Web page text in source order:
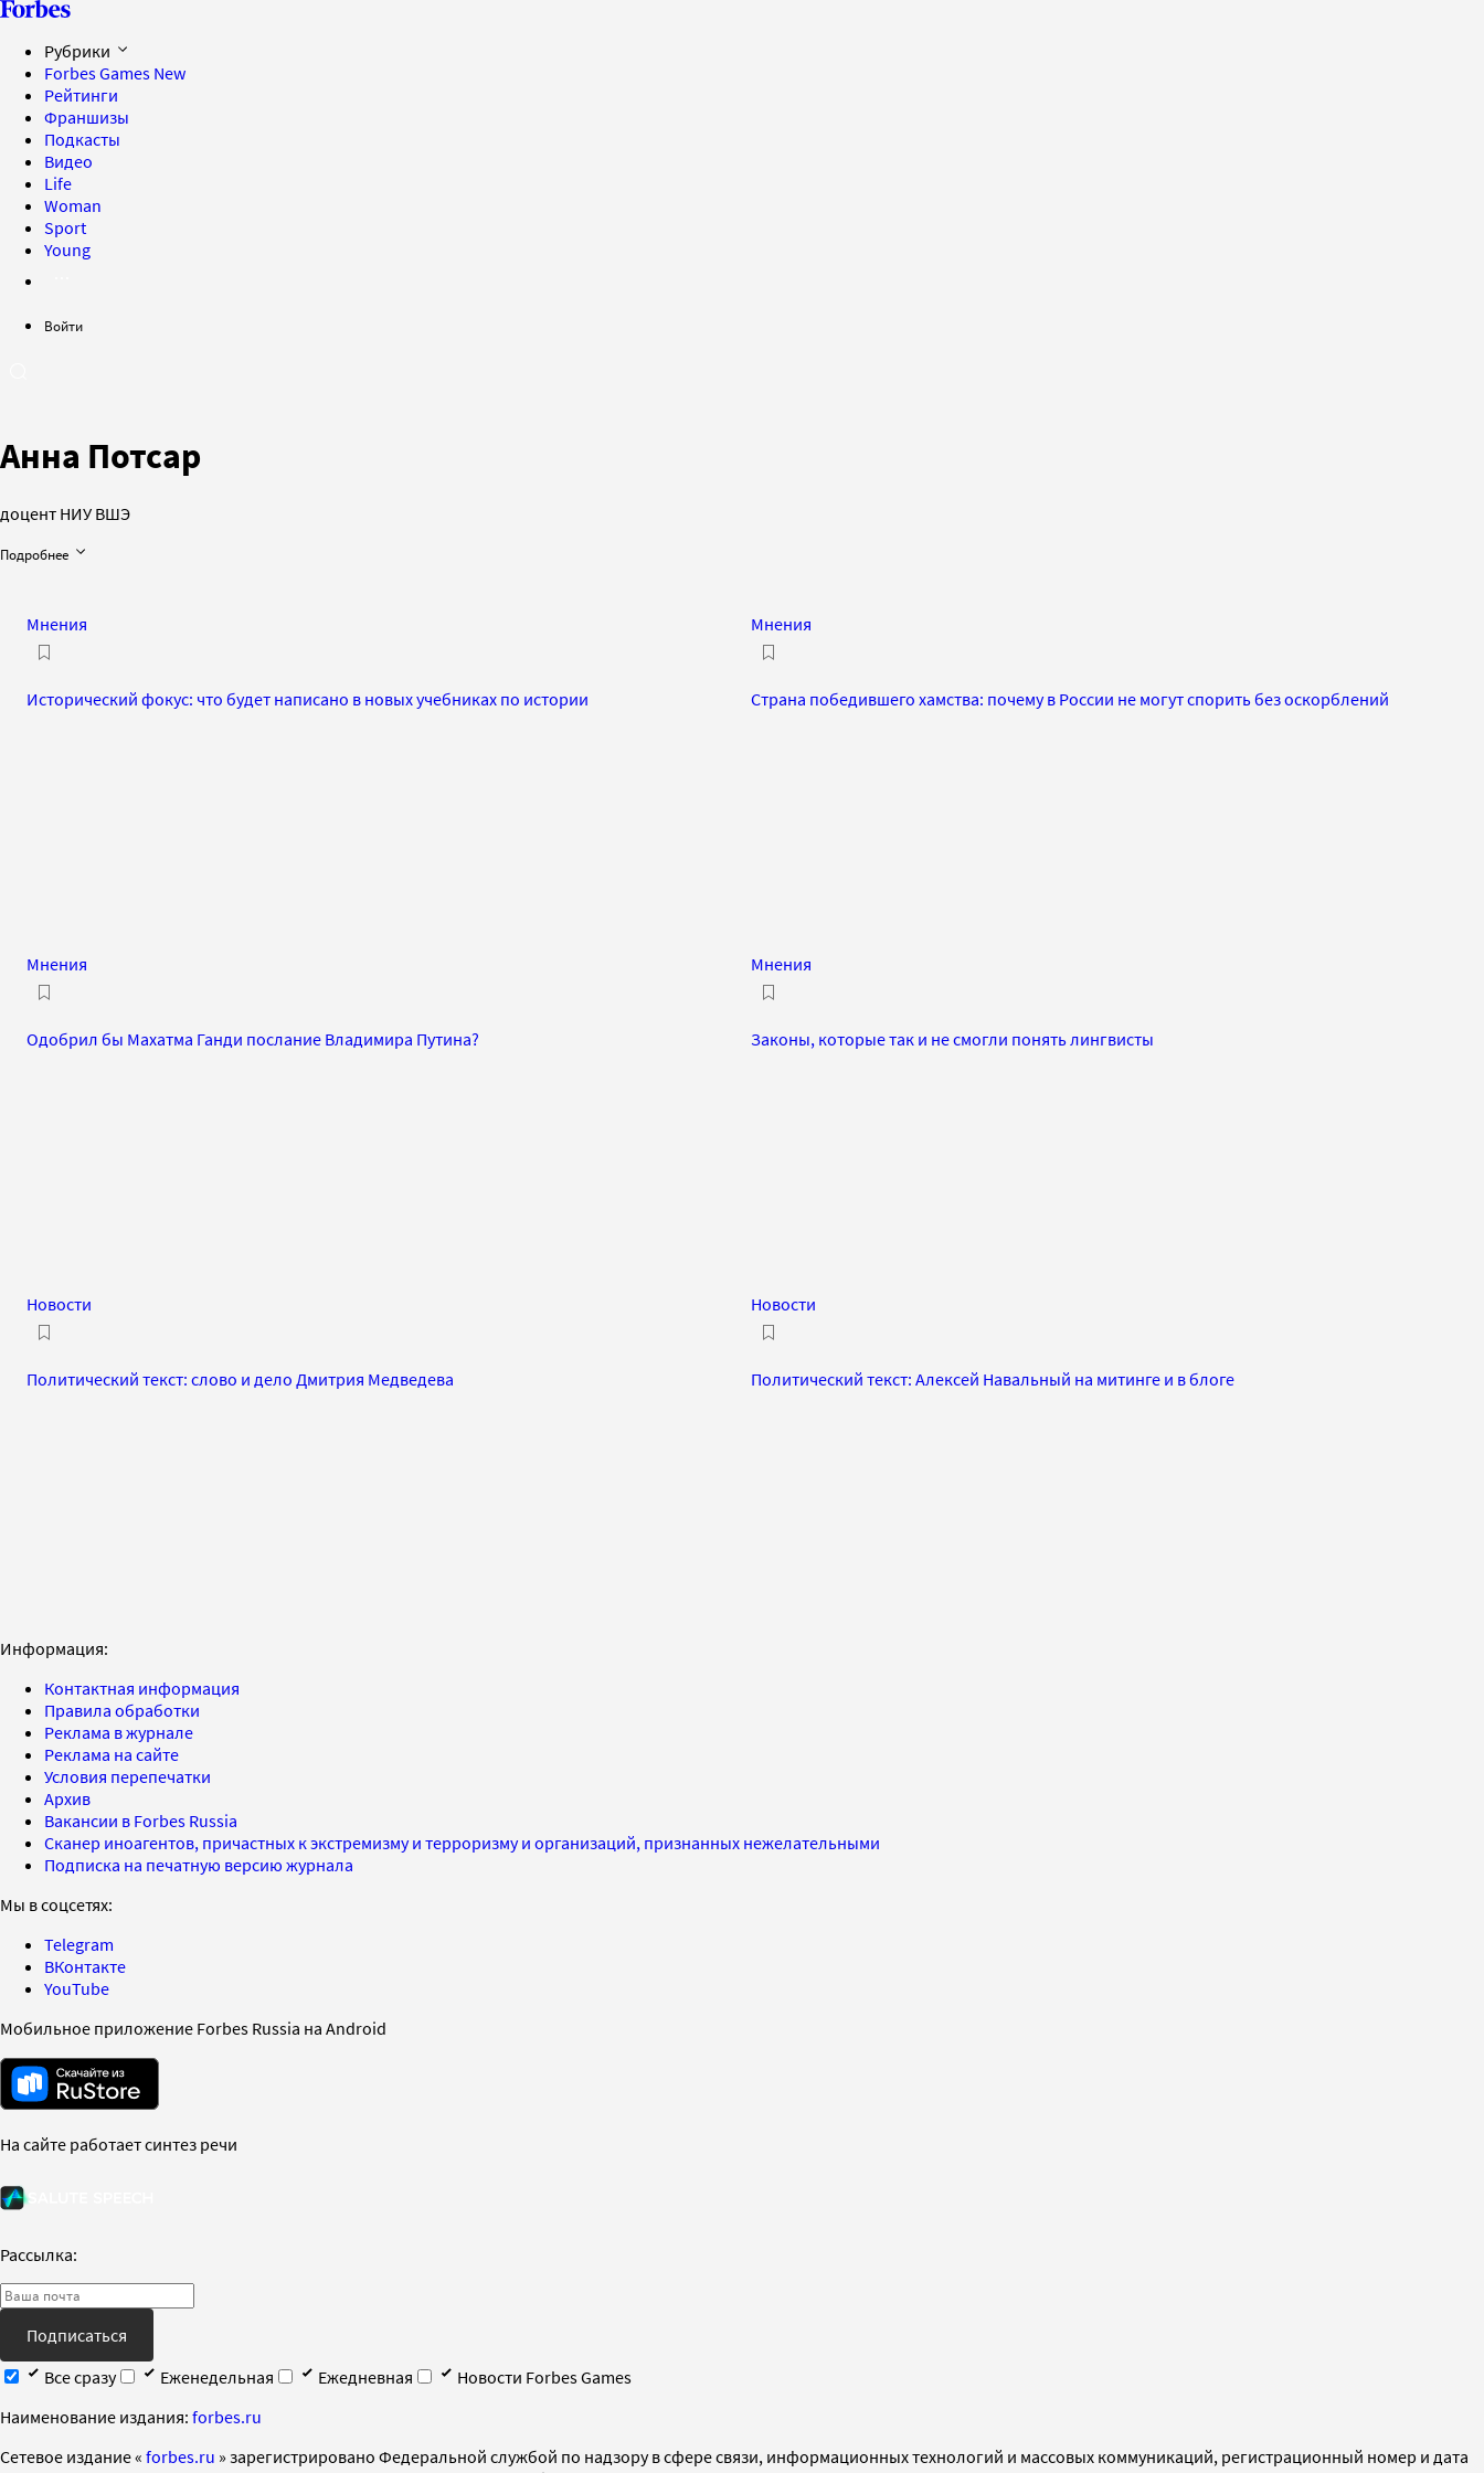
Рубрики
Forbes Games New
Рейтинги
Франшизы
Подкасты
Видео
Life
Woman
Sport
Young
Войти
Анна Потсар
доцент НИУ ВШЭ
Подробнее
Мнения
Исторический фокус: что будет написано в новых учебниках по истории
Мнения
Страна победившего хамства: почему в России не могут спорить без оскорблений
Мнения
Одобрил бы Махатма Ганди послание Владимира Путина?
Мнения
Законы, которые так и не смогли понять лингвисты
Новости
Политический текст: слово и дело Дмитрия Медведева
Новости
Политический текст: Алексей Навальный на митинге и в блоге
Информация:
Контактная информация
Правила обработки
Реклама в журнале
Реклама на сайте
Условия перепечатки
Архив
Вакансии в Forbes Russia
Сканер иноагентов, причастных к экстремизму и терроризму и организаций, признанных нежелательными
Подписка на печатную версию журнала
Мы в соцсетях:
Telegram
ВКонтакте
YouTube
Мобильное приложение Forbes Russia на Android
На сайте работает синтез речи
Рассылка:
Подписаться
Все сразу
Еженедельная Ежедневная
Новости Forbes Games
Наименование издания: forbes.ru
Cетевое издание « forbes.ru » зарегистрировано Федеральной службой по надзору в сфере связи, информационных технологий и массовых коммуникаций, регистрационный номер и дата